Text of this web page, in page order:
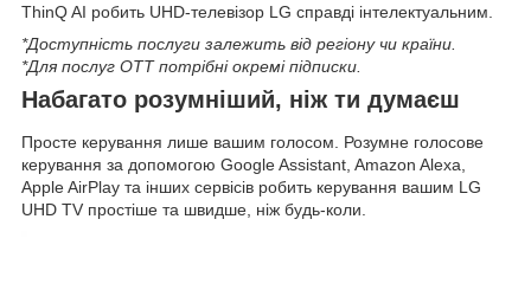
ThinQ AI робить UHD-телевізор LG справді інтелектуальним.
*Доступність послуги залежить від регіону чи країни.
*Для послуг OTT потрібні окремі підписки.
Набагато розумніший, ніж ти думаєш
Просте керування лише вашим голосом. Розумне голосове
керування за допомогою Google Assistant, Amazon Alexa,
Apple AirPlay та інших сервісів робить керування вашим LG
UHD TV простіше та швидше, ніж будь-коли.